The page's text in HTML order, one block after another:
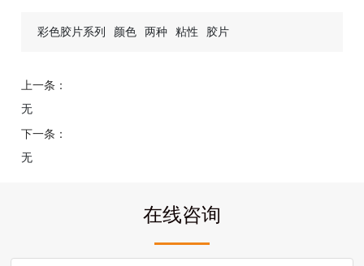
彩色胶片系列 颜色 两种 粘性 胶片
上一条：
无
下一条：
无
在线咨询